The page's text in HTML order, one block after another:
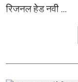
रिजनल हेड नवी ...